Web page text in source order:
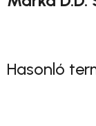
Hasonló